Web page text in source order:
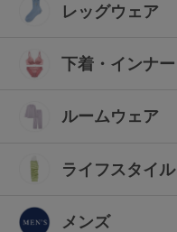
レッグウェア
下着・インナー
ルームウェア
ライフスタイル
メンズ